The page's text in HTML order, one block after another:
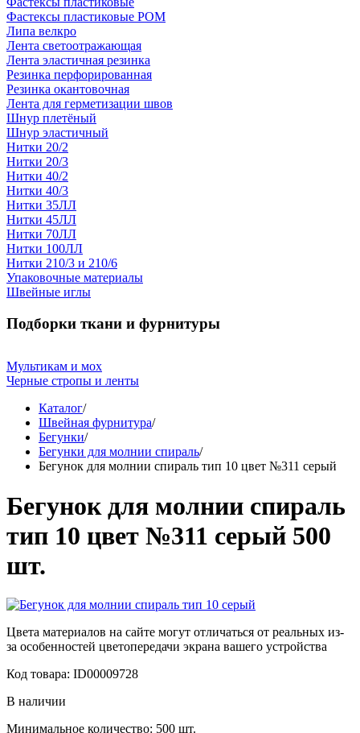
Фастексы пластиковые POM
Липа велкро
Лента светоотражающая
Лента эластичная резинка
Резинка перфорированная
Резинка окантовочная
Лента для герметизации швов
Шнур плетёный
Шнур эластичный
Нитки 20/2
Нитки 20/3
Нитки 40/2
Нитки 40/3
Нитки 35ЛЛ
Нитки 45ЛЛ
Нитки 70ЛЛ
Нитки 100ЛЛ
Нитки 210/3 и 210/6
Упаковочные материалы
Швейные иглы
Подборки ткани и фурнитуры
Мультикам и мох
Черные стропы и ленты
Каталог/
Швейная фурнитура/
Бегунки/
Бегунки для молнии спираль/
Бегунок для молнии спираль тип 10 цвет №311 серый
Бегунок для молнии спираль
тип 10 цвет №311 серый 500
шт.
Цвета материалов на сайте могут отличаться от реальных из-
за особенностей цветопередачи экрана вашего устройства
Код товара: ID00009728
В наличии
Минимальное количество: 500 шт.